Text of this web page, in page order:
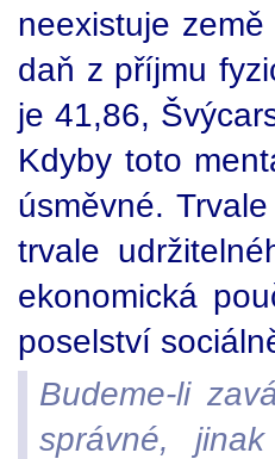
neexistuje
daň z příjmu
je 41,86,
Kdyby toto
úsměvné.
trvale
ekonomická
poselství
Budeme-li
správné,